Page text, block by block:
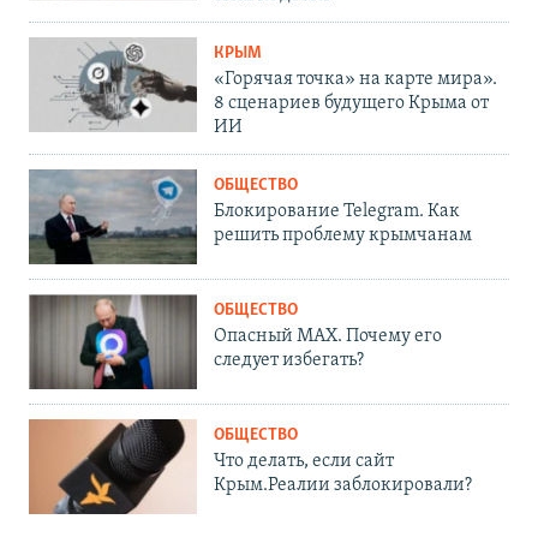
КРЫМ
«Горячая точка» на карте мира».
8 сценариев будущего Крыма от
ИИ
ОБЩЕСТВО
Блокирование Telegram. Как
решить проблему крымчанам
ОБЩЕСТВО
Опасный MAX. Почему его
следует избегать?
ОБЩЕСТВО
Что делать, если сайт
Крым.Реалии заблокировали?